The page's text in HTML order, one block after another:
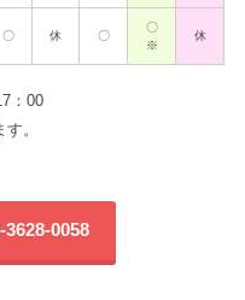
〇 休 〇
〇
※
休
：00
。
0058